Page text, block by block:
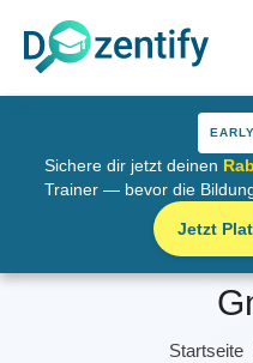
Sichere dir jetzt deinen
Trainer — bevor die
Jetzt
Sichere dir jetzt deinen
Trainer — bevor die
Jetzt
BSG
Soziales
Startseite